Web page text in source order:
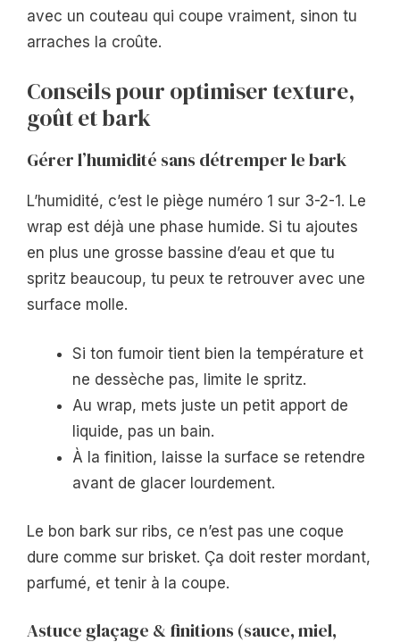
avec un couteau qui coupe vraiment, sinon tu
arraches la croûte.
Conseils pour optimiser texture,
goût et bark
Gérer l’humidité sans détremper le bark
L’humidité, c’est le piège numéro 1 sur 3-2-1. Le
wrap est déjà une phase humide. Si tu ajoutes
en plus une grosse bassine d’eau et que tu
spritz beaucoup, tu peux te retrouver avec une
surface molle.
Si ton fumoir tient bien la température et
ne dessèche pas, limite le spritz.
Au wrap, mets juste un petit apport de
liquide, pas un bain.
À la finition, laisse la surface se retendre
avant de glacer lourdement.
Le bon bark sur ribs, ce n’est pas une coque
dure comme sur brisket. Ça doit rester mordant,
parfumé, et tenir à la coupe.
Astuce glaçage & finitions (sauce, miel,